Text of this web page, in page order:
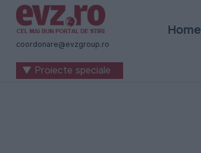
Știri
naționale
internaționale
coordonare@evzgroup.ro
Home
▼ Proiecte speciale